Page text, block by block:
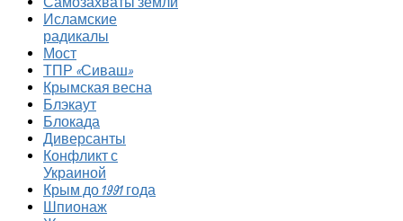
Исламские
радикалы
Мост
ТПР «Сиваш»
Крымская весна
Блэкаут
Блокада
Диверсанты
Конфликт с
Украиной
Крым до 1991 года
Шпионаж